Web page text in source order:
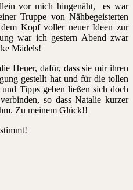
vor mich hingenäht, es war
Truppe von Nähbegeisterten
Kopf voller neuer Ideen zur
war ich gestern Abend zwar
Mädels!
Heuer, dafür, dass sie mir ihren
gestellt hat und für die tollen
Tipps geben ließen sich doch
so dass Natalie kurzer
Zu meinem Glück!!